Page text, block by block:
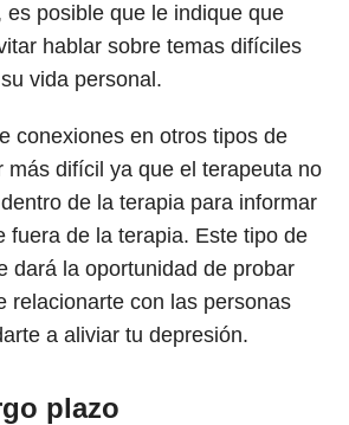
es posible que le indique que
hablar sobre temas difíciles
vida personal.
conexiones en otros tipos de
más difícil ya que el terapeuta no
de la terapia para informar
fuera de la terapia. Este tipo de
dará la oportunidad de probar
relacionarte con las personas
a aliviar tu depresión.
plazo